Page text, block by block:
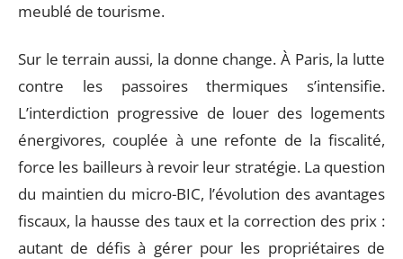
meublé de tourisme.
Sur le terrain aussi, la donne change. À Paris, la lutte
contre les passoires thermiques s’intensifie.
L’interdiction progressive de louer des logements
énergivores, couplée à une refonte de la fiscalité,
force les bailleurs à revoir leur stratégie. La question
du maintien du micro-BIC, l’évolution des avantages
fiscaux, la hausse des taux et la correction des prix :
autant de défis à gérer pour les propriétaires de